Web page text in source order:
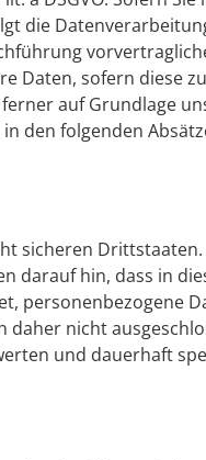
die
Daten, sofern diese
auf Grundlage
den folgenden
sicheren Drittstaaten.
darauf hin, dass in
personenbezogene
nicht
und dauerhaft